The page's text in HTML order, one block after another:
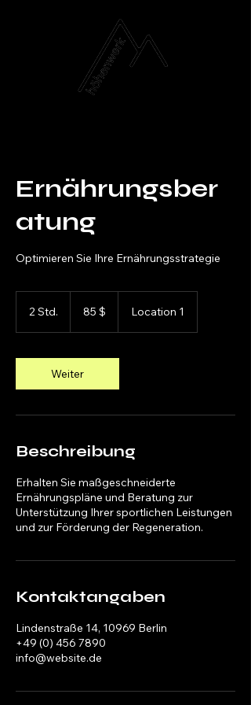
Ernährungsber
atung
Optimieren Sie Ihre Ernährungsstrategie
2 Std.
d
.
Dollar85 $ Location 1
Weiter
Beschreibung
Erhalten Sie maßgeschneiderte
Ernährungspläne und Beratung zur
Unterstützung Ihrer sportlichen Leistungen
und zur Förderung der Regeneration.
Kontaktangaben
Lindenstraße 14, 10969 Berlin
+49 (0) 456 7890
info@website.de